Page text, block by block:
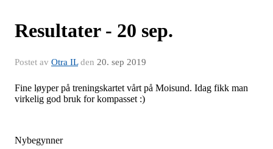
Resultater - 20 sep.
Postet av Otra ILden 20. sep 2019
Fine løyper på treningskartet vårt på Moisund. Idag fikk man
virkelig god bruk for kompasset :)
Nybegynner